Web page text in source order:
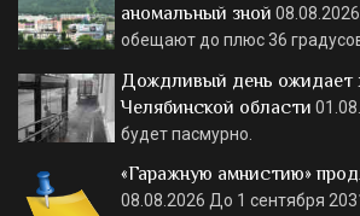
аномальный зной 08.08.2026
обещают до плюс 36
Дождливый день ожидает
Челябинской области
будет пасмурно.
«Гаражную амнистию»
08.08.2026 До 1 сентября